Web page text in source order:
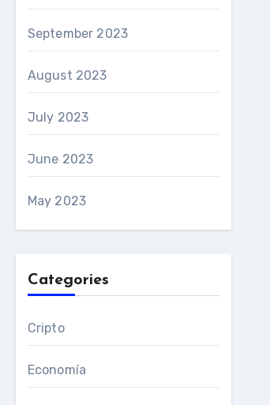
September 2023
August 2023
July 2023
June 2023
May 2023
Categories
Cripto
Economía